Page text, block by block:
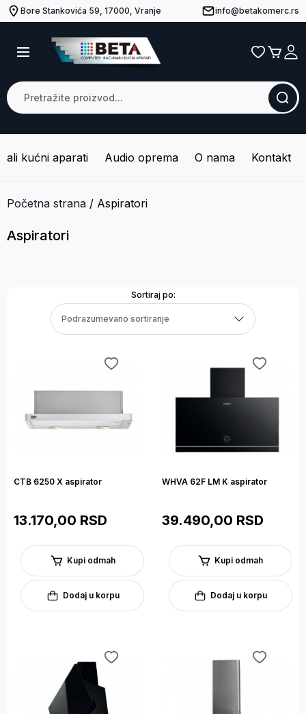
Bore Stankovića 59, 17000, Vranje info@betakomerc.rs
kućni aparati Audio oprema O nama Kontakt
Početna strana / Aspiratori
Aspiratori
Sortiraj po:
Podrazumevano sortiranje
CTB 6250 X aspirator
13.170,00 RSD
Kupi odmah
Dodaj u korpu
WHVA 62F LM K aspirator
39.490,00 RSD
Kupi odmah
Dodaj u korpu